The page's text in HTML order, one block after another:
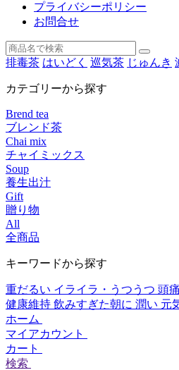
プライバシーポリシー
お問合せ
排毒茶 はいどく 巡気茶 じゅんき
カテゴリーから探す
Brend tea
ブレンド茶
Chai mix
チャイミックス
Soup
養生出汁
Gift
贈り物
All
全商品
キーワードから探す
重だるい イライラ・うつうつ 頭痛
健康維持 飲みすぎた朝に 潤い 元
ホーム
マイアカウント
カート
検索